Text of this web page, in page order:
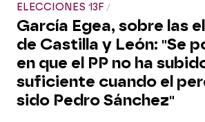
ELECCIONES 13F
García Egea, sobre las
de Castilla y León: "Se
en que el PP no ha
suficiente cuando el
sido Pedro Sánchez"